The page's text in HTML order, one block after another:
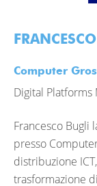
Computer
Digital Platforms
Francesco Bugli
presso
distribuzione
trasformazione